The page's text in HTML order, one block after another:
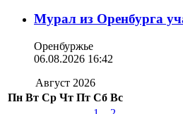
Мурал из Оренбурга
Оренбуржье
06.08.2026 16:42
Август 2026
Пн Вт Ср Чт Пт Сб Вс